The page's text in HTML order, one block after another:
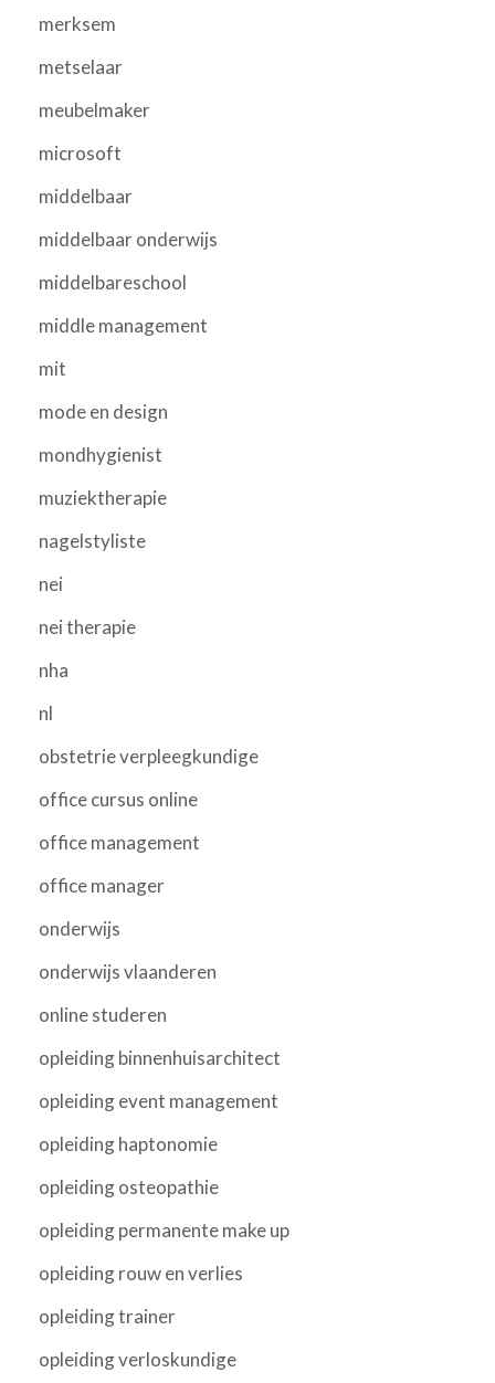
merksem
metselaar
meubelmaker
microsoft
middelbaar
middelbaar onderwijs
middelbareschool
middle management
mit
mode en design
mondhygienist
muziektherapie
nagelstyliste
nei
nei therapie
nha
nl
obstetrie verpleegkundige
office cursus online
office management
office manager
onderwijs
onderwijs vlaanderen
online studeren
opleiding binnenhuisarchitect
opleiding event management
opleiding haptonomie
opleiding osteopathie
opleiding permanente make up
opleiding rouw en verlies
opleiding trainer
opleiding verloskundige